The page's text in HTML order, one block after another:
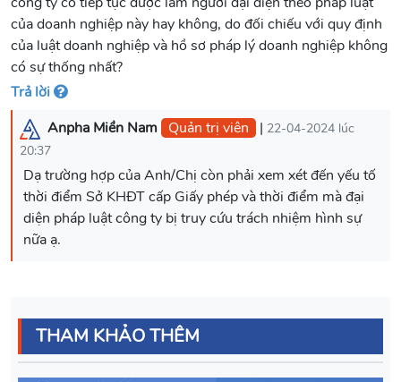
của doanh nghiệp này hay không, do đối chiếu với quy định
của luật doanh nghiệp và hồ sơ pháp lý doanh nghiệp không
có sự thống nhất?
Trả lời
Anpha Miền Nam Quản trị viên | 22-04-2024 lúc
20:37
Dạ trường hợp của Anh/Chị còn phải xem xét đến yếu tố
thời điểm Sở KHĐT cấp Giấy phép và thời điểm mà đại
diện pháp luật công ty bị truy cứu trách nhiệm hình sự
nữa ạ.
THAM KHẢO THÊM